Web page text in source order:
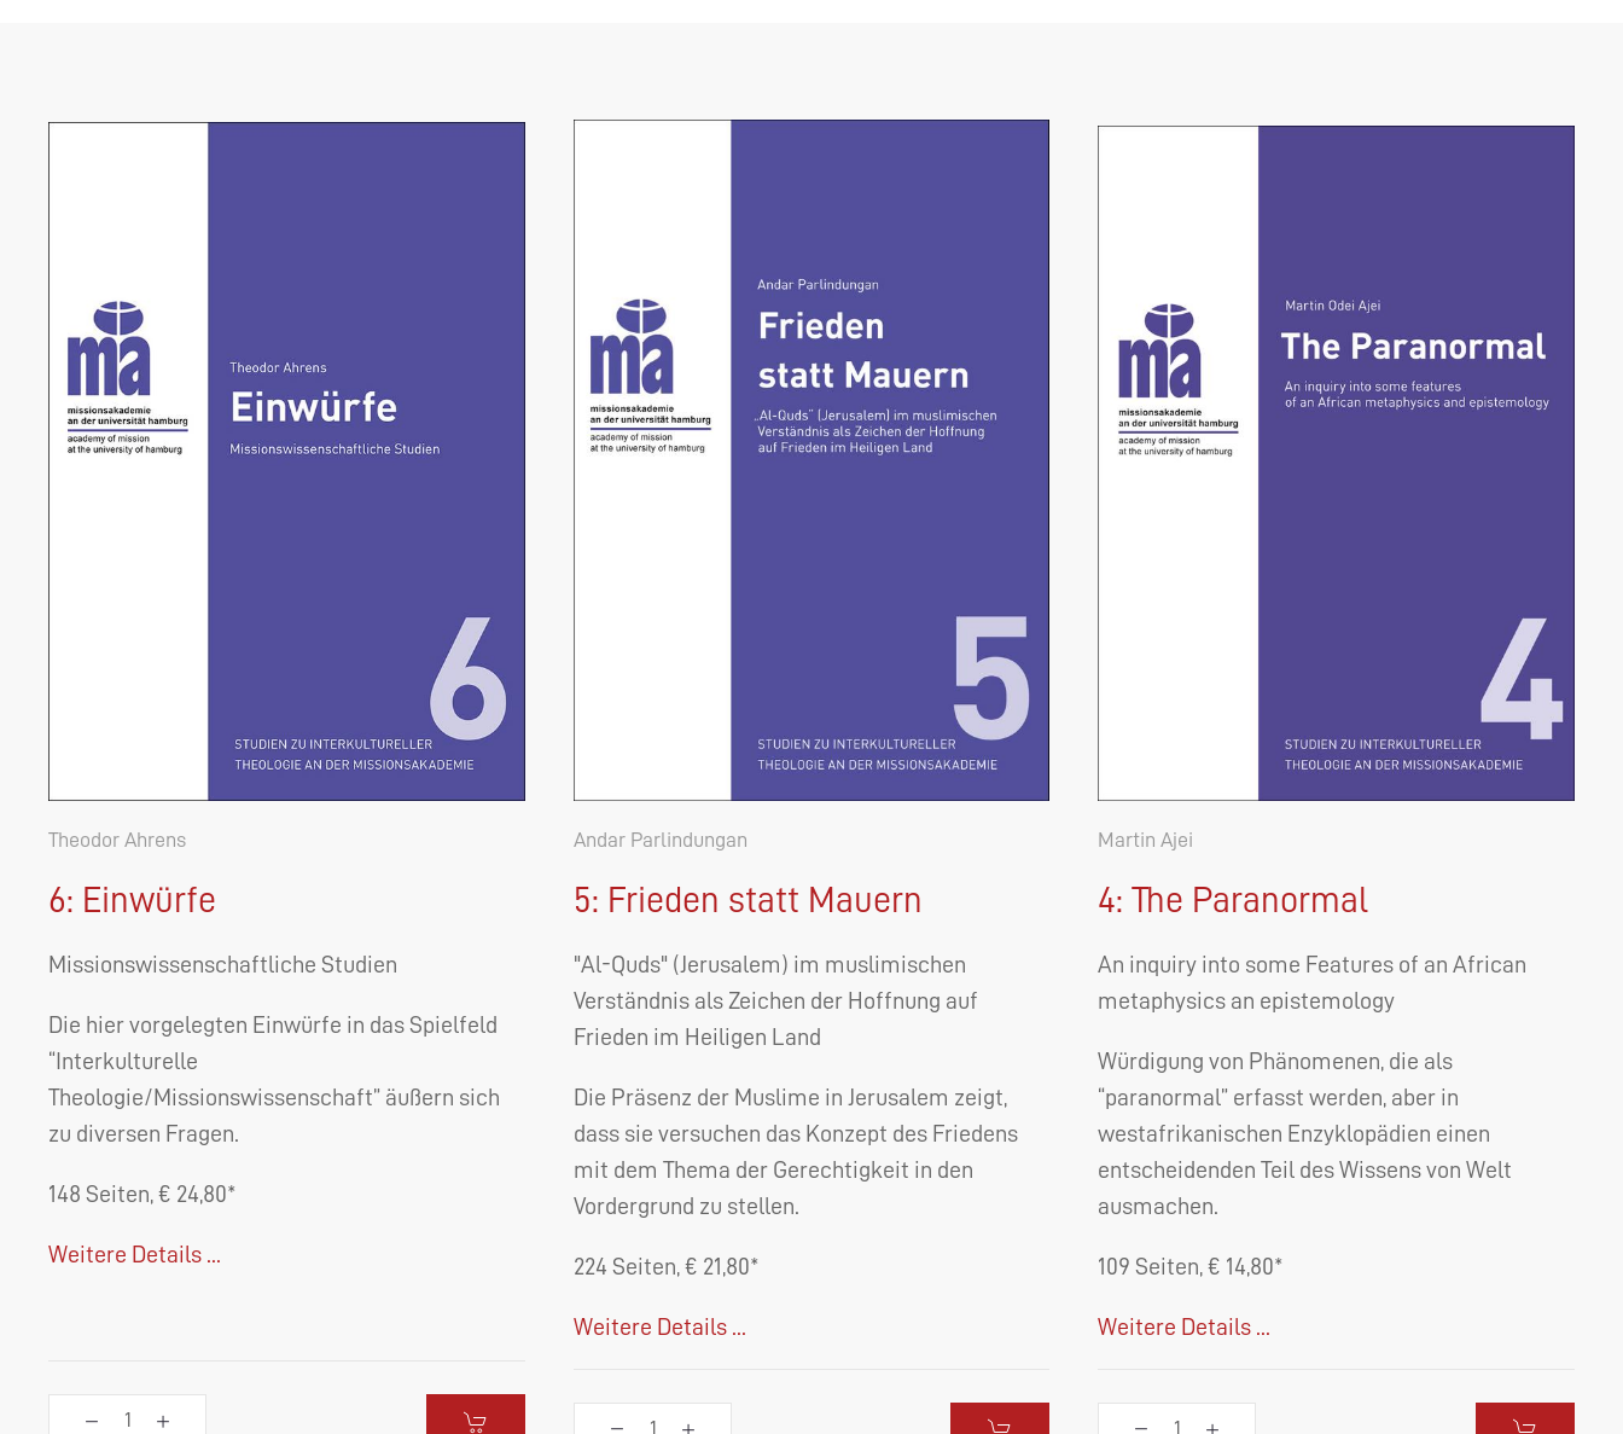
Theodor Ahrens
6: Einwürfe
Missionswissenschaftliche Studien
Die hier vorgelegten Einwürfe in das Spielfeld
“Interkulturelle
Theologie/Missionswissenschaft” äußern sich
zu diversen Fragen.
148 Seiten, € 24,80*
Weitere Details ...
Andar Parlindungan
5: Frieden statt Mauern
"Al-Quds" (Jerusalem) im muslimischen
Verständnis als Zeichen der Hoffnung auf
Frieden im Heiligen Land
Die Präsenz der Muslime in Jerusalem zeigt,
dass sie versuchen das Konzept des Friedens
mit dem Thema der Gerechtigkeit in den
Vordergrund zu stellen.
224 Seiten, € 21,80*
Weitere Details ...
Martin Ajei
4: The Paranormal
An inquiry into some Features of an African
metaphysics an epistemology
Würdigung von Phänomenen, die als
“paranormal” erfasst werden, aber in
westafrikanischen Enzyklopädien einen
entscheidenden Teil des Wissens von Welt
ausmachen.
109 Seiten, € 14,80*
Weitere Details ...